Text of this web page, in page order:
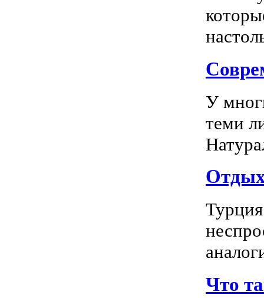
У
теми
Что